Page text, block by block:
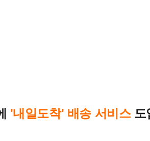
'내일도착' 배송 서비스 도